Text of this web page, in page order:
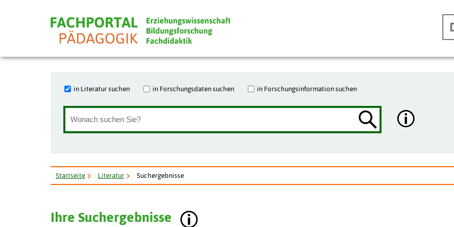
in Literatur suchen in Forschungsdaten suchen in Forschungsinformation suchen
Startseite Literatur Suchergebnisse
Ihre Suchergebnisse